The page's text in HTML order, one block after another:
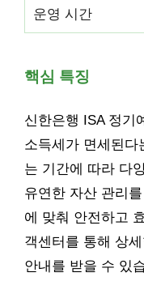
운영 시간
핵심 특징
신한은행 ISA 정기
소득세가 면세된
는 기간에 따라 다
유연한 자산 관리
에 맞춰 안전하고
객센터를 통해 상
안내를 받을 수 있